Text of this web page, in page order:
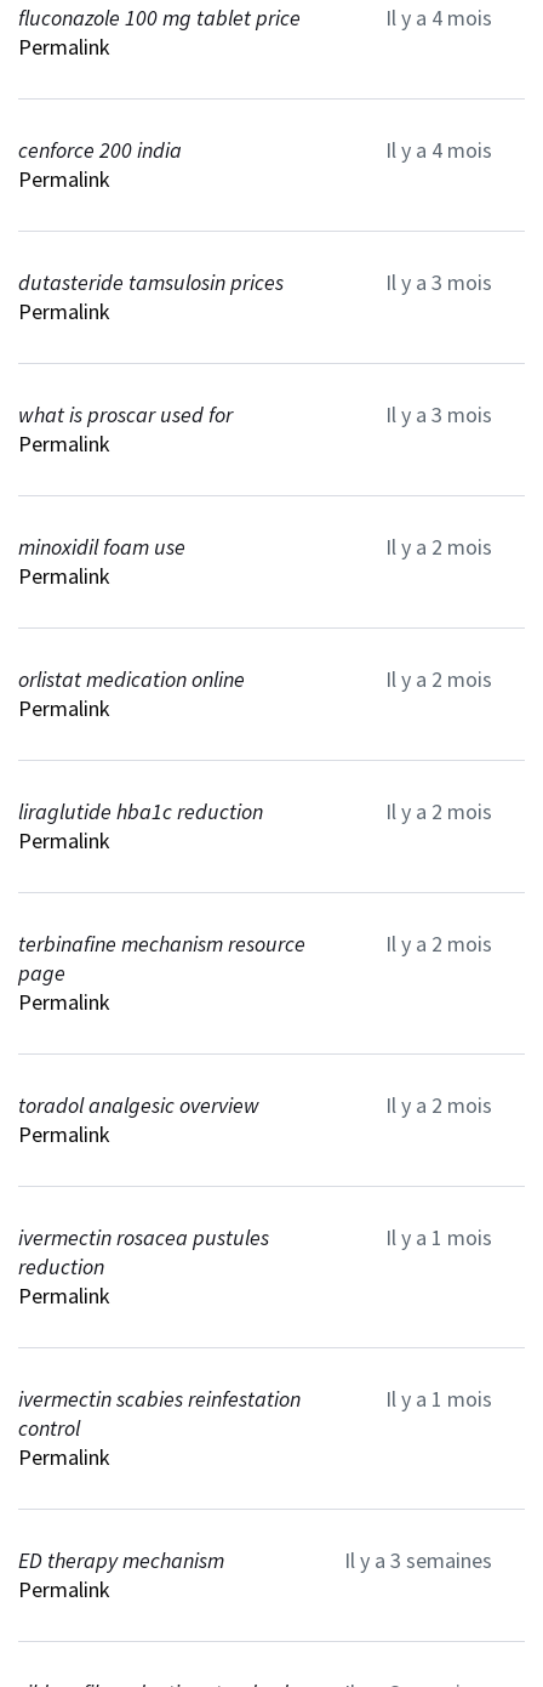
fluconazole 100 mg tablet price
Il y a 4 mois
Permalink
cenforce 200 india
Il y a 4 mois
Permalink
dutasteride tamsulosin prices
Il y a 3 mois
Permalink
what is proscar used for
Il y a 3 mois
Permalink
minoxidil foam use
Il y a 2 mois
Permalink
orlistat medication online
Il y a 2 mois
Permalink
liraglutide hba1c reduction
Il y a 2 mois
Permalink
terbinafine mechanism resource
page
Il y a 2 mois
Permalink
toradol analgesic overview
Il y a 2 mois
Permalink
ivermectin rosacea pustules
reduction
Il y a 1 mois
Permalink
ivermectin scabies reinfestation
control
Il y a 1 mois
Permalink
ED therapy mechanism
Il y a 3 semaines
Permalink